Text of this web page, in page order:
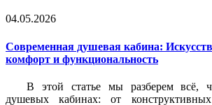
04.05.2026
Современная душевая кабина:
комфорт и функциональность
В этой статье мы разберем всё,
душевых кабинах: от